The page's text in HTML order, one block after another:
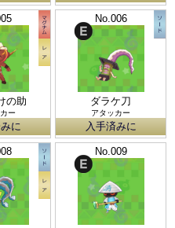
の助
ー
に
No.006
ダラケ刀
アタッカー
入手済みに
No.009